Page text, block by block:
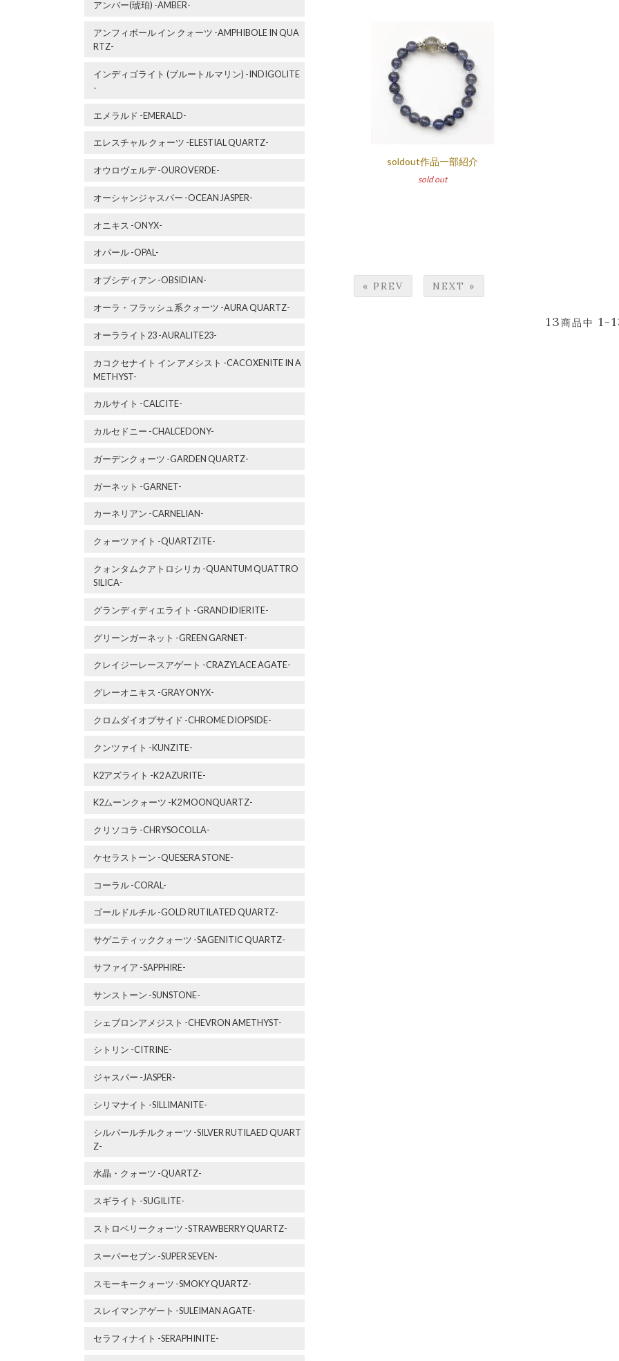
soldout作品一部紹介
sold out
« PREV NEXT »
13商品中 1-
アンバー(琥珀) -AMBER-
アンフィボール イン クォーツ -AMPHIBOLE IN QUA
RTZ-
インディゴライト (ブルートルマリン) -INDIGOLITE
-
エメラルド -EMERALD-
エレスチャル クォーツ -ELESTIAL QUARTZ-
オウロヴェルデ -OUROVERDE-
オーシャンジャスパー -OCEAN JASPER-
オニキス -ONYX-
オパール -OPAL-
オブシディアン -OBSIDIAN-
オーラ・フラッシュ系クォーツ -AURA QUARTZ-
オーラライト23 -AURALITE23-
カコクセナイト イン アメシスト -CACOXENITE IN A
METHYST-
カルサイト -CALCITE-
カルセドニー -CHALCEDONY-
ガーデンクォーツ -GARDEN QUARTZ-
ガーネット -GARNET-
カーネリアン -CARNELIAN-
クォーツァイト -QUARTZITE-
クォンタムクアトロシリカ -QUANTUM QUATTRO
SILICA-
グランディディエライト -GRANDIDIERITE-
グリーンガーネット -GREEN GARNET-
クレイジーレースアゲート -CRAZYLACE AGATE-
グレーオニキス -GRAY ONYX-
クロムダイオプサイド -CHROME DIOPSIDE-
クンツァイト -KUNZITE-
K2アズライト -K2 AZURITE-
K2ムーンクォーツ -K2 MOONQUARTZ-
クリソコラ -CHRYSOCOLLA-
ケセラストーン -QUESERA STONE-
コーラル -CORAL-
ゴールドルチル -GOLD RUTILATED QUARTZ-
サゲニティッククォーツ -SAGENITIC QUARTZ-
サファイア -SAPPHIRE-
サンストーン -SUNSTONE-
シェブロンアメジスト -CHEVRON AMETHYST-
シトリン -CITRINE-
ジャスパー -JASPER-
シリマナイト -SILLIMANITE-
シルバールチルクォーツ -SILVER RUTILAED QUART
Z-
水晶・クォーツ -QUARTZ-
スギライト -SUGILITE-
ストロベリークォーツ -STRAWBERRY QUARTZ-
スーパーセブン -SUPER SEVEN-
スモーキークォーツ -SMOKY QUARTZ-
スレイマンアゲート -SULEIMAN AGATE-
セラフィナイト -SERAPHINITE-